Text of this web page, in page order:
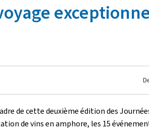
de cette deuxième édition des
de vins en amphore, les 15